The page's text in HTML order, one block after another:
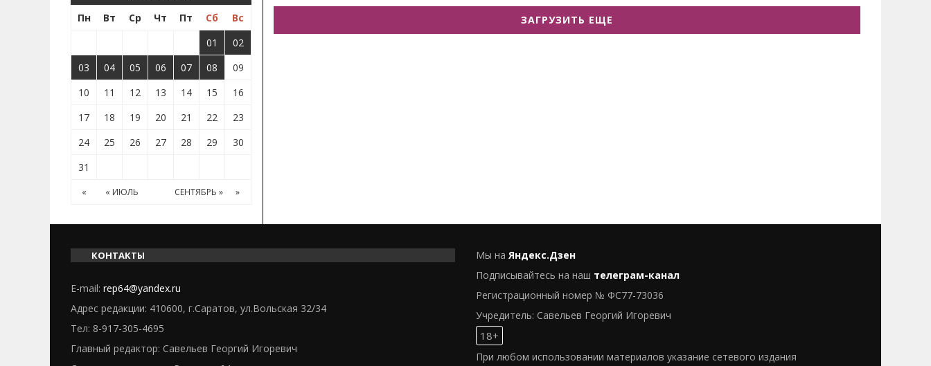
Пн
Вт Ср Чт Пт Сб
Вс
01
02
03
04 05 06 07 08
09
10
11 12 13 14 15
16
17
18 19 20 21 22
23
24
25 26 27 28 29
30
31
« « ИЮЛЬ СЕНТЯБРЬ » »
ЗАГРУЗИТЬ ЕЩЕ
КОНТАКТЫ
E-mail: rep64@yandex.ru
Адрес редакции: 410600, г.Саратов, ул.Вольская 32/34
Тел: 8-917-305-4695
Главный редактор: Савельев Георгий Игоревич
Мы на Яндекс.Дзен
Подписывайтесь на наш телеграм-канал
Регистрационный номер № ФС77-73036
Учредитель: Савельев Георгий Игоревич
18+
При любом использовании материалов указание сетевого издания